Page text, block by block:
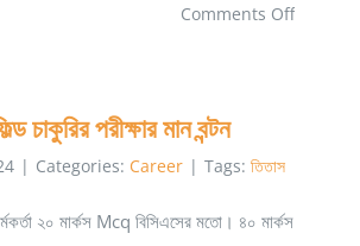
Comments Offon
চাকুরির পরীক্ষার মান বন্টন
| Categories: Career | Tags: তিতাস
২০ মার্কস Mcq বিসিএসের মতো। ৪০ মার্কস